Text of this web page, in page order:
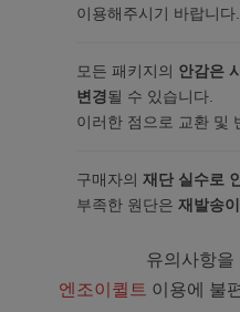
이용해주시기 바랍니다.
모든 패키지의 안감은
변경 될 수 있습니다.
이러한 점으로 교환 및
구매자의 재단 실수로
부족한 원단은 재발송
유의사항을
엔조이퀼트 이용에 불